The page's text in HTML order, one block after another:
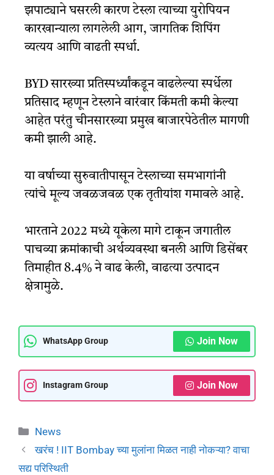
झपाट्याने घसरली कारण टेस्ला त्याच्या युरोपियन
कारखान्याला लागलेली आग, जागतिक शिपिंग
व्यत्यय आणि वाढती स्पर्धा.
BYD सारख्या प्रतिस्पर्ध्यांकडून वाढलेल्या स्पर्धेला
प्रतिसाद म्हणून टेस्लाने वारंवार किंमती कमी केल्या
आहेत परंतु चीनसारख्या प्रमुख बाजारपेठेतील मागणी
कमी झाली आहे.
या वर्षाच्या सुरुवातीपासून टेस्लाच्या समभागांनी
त्यांचे मूल्य जवळजवळ एक तृतीयांश गमावले आहे.
भारताने 2022 मध्ये यूकेला मागे टाकून जगातील
पाचव्या क्रमांकाची अर्थव्यवस्था बनली आणि डिसेंबर
तिमाहीत 8.4% ने वाढ केली, वाढत्या उत्पादन
क्षेत्रामुळे.
WhatsApp Group Join Now
Instagram Group Join Now
News
खरंच ! IIT Bombay च्या मुलांना मिळत नाही नोकऱ्या? वाचा
सद्य परिस्थिती